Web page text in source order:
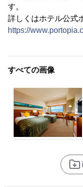
す。
詳しくはホテル公式
https://
すべての画像